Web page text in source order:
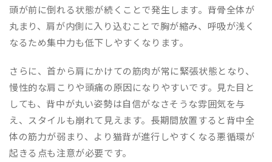
頭が前に倒れる状態が続くことで発生します。背骨全体が
丸まり、肩が内側に入り込むことで胸が縮み、呼吸が浅く
なるため集中力も低下しやすくなります。
さらに、首から肩にかけての筋肉が常に緊張状態となり、
慢性的な肩こりや頭痛の原因になりやすいです。見た目と
しても、背中が丸い姿勢は自信がなさそうな雰囲気を与
え、スタイルも崩れて見えます。長期間放置すると背中全
体の筋力が弱まり、より猫背が進行しやすくなる悪循環が
起きる点も注意が必要です。